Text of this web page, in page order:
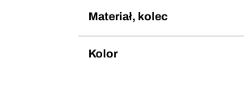
Materiał, kolec
Kolor